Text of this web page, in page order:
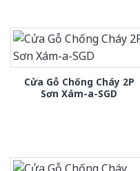
Cửa Gỗ Chống Cháy 2P
Sơn Xám-a-SGD